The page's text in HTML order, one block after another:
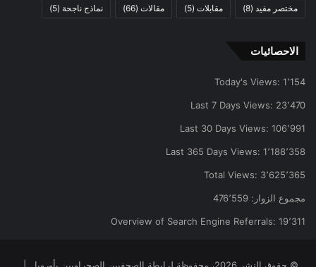
مختصر مفيد (8) مقابلات (5) مقالات (66) نماذج ناجحة (5)
الاحصائيات
Today's Views: 1٬154
Last 7 Days Views: 23٬470
Last 30 Days Views: 106٬991
Last 365 Days Views: 1٬188٬358
Total Views: 3٬625٬365
مجموع الزوار: 476٬559
Overview of Search Engine Referrals: 19٬311